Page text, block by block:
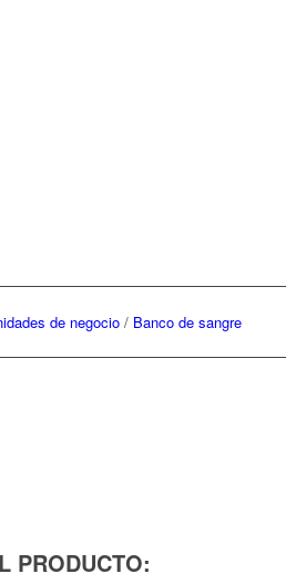
de negocio / Banco de sangre
PRODUCTO: